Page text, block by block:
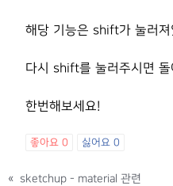
해당 기능은 shift가 눌러져
다시 shift를 눌러주시면 돌
한번해보세요!
좋아요 0 싫어요 0
« sketchup - material 관련